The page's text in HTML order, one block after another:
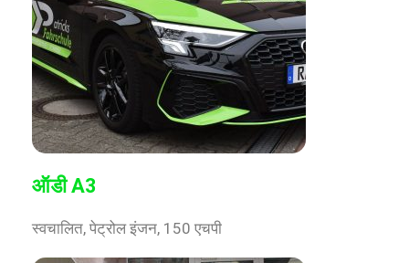
ऑडी A3
स्वचालित, पेट्रोल इंजन, 150 एचपी